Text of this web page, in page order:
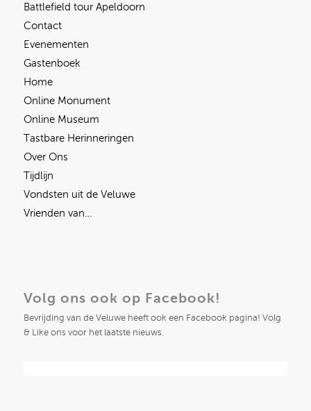
Battlefield tour Apeldoorn
Contact
Evenementen
Gastenboek
Home
Online Monument
Online Museum
Tastbare Herinneringen
Over Ons
Tijdlijn
Vondsten uit de Veluwe
Vrienden van…
Volg ons ook op Facebook!
Bevrijding van de Veluwe heeft ook een Facebook pagina! Volg
& Like ons voor het laatste nieuws.